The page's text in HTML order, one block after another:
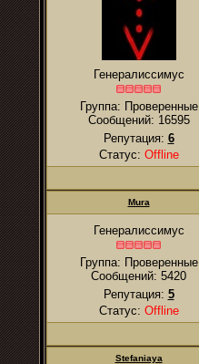
Генералиссимус
Группа: Проверенные
Сообщений: 16595
Репутация: 6
Статус: Offline
Mura
Генералиссимус
Группа: Проверенные
Сообщений: 5420
Репутация: 5
Статус: Offline
Stefaniaya